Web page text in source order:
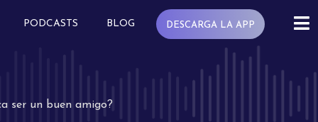
PODCASTS BLOG DESCARGA LA APP
ser un buen amigo?